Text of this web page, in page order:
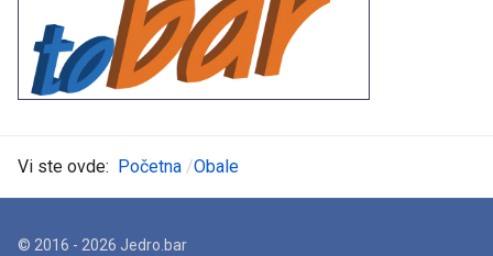
Vi ste ovde: Početna Obale
© 2016 - 2026 Jedro.bar